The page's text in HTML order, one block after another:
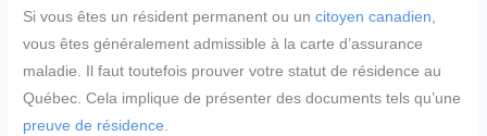
Si vous êtes un résident permanent ou uncitoyen canadien,
vous êtes généralement admissible à la carte d’assurance
maladie. Il faut toutefois prouver votre statut de résidence au
Québec. Cela implique de présenter des documents tels qu’une
preuve de résidence.